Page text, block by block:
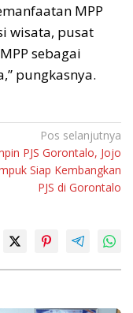
MPP
wisata, pusat
sebagai
pungkasnya.
Pos selanjutnya
PJS Gorontalo, Jojo
Siap Kembangkan
PJS di Gorontalo